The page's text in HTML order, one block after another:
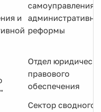
и
самоуправления и
реформы
Отдел
правового
обеспечения
Сектор сводного